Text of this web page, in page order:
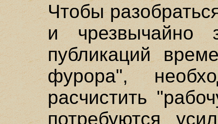
Чтобы
и чрезвычайно
публикаций
фурора",
расчистить
потребуются